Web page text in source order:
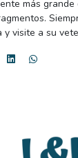
más
visite a su